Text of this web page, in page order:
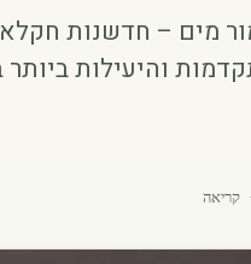
מים – חדשנות
והיעילות ביותר
קריאה